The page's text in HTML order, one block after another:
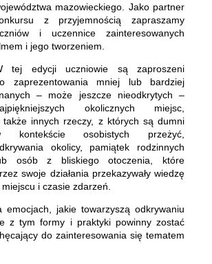
mazowieckiego. Jako partner
z przyjemnością zapraszamy
i uczennice zainteresowanych
i jego tworzeniem.
tej edycji uczniowie są zaproszeni
zaprezentowania mniej lub bardziej
– może jeszcze nieodkrytych –
okolicznych miejsc,
także innych rzeczy, z których są dumni
kontekście osobistych przeżyć,
okolicy, pamiątek rodzinnych
osób z bliskiego otoczenia, które
swoje działania przekazywały wiedzę
miejscu i czasie zdarzeń.
jakie towarzyszą odkrywaniu
z tym formy i praktyki powinny zostać
do zainteresowania się tematem